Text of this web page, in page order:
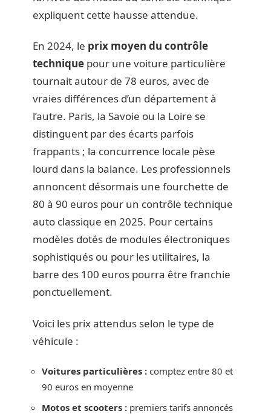
expliquent cette hausse attendue.
En 2024, le prix moyen du contrôle
technique pour une voiture particulière
tournait autour de 78 euros, avec de
vraies différences d’un département à
l’autre. Paris, la Savoie ou la Loire se
distinguent par des écarts parfois
frappants ; la concurrence locale pèse
lourd dans la balance. Les professionnels
annoncent désormais une fourchette de
80 à 90 euros pour un contrôle technique
auto classique en 2025. Pour certains
modèles dotés de modules électroniques
sophistiqués ou pour les utilitaires, la
barre des 100 euros pourra être franchie
ponctuellement.
Voici les prix attendus selon le type de
véhicule :
Voitures particulières : comptez entre 80 et
90 euros en moyenne
Motos et scooters : premiers tarifs annoncés